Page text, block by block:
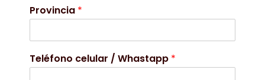
Provincia *
Teléfono celular / Whastapp *